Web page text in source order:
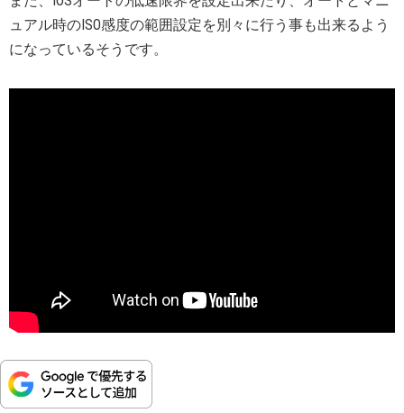
ュアル時のISO感度の範囲設定を別々に行う事も出来るよう
になっているそうです。